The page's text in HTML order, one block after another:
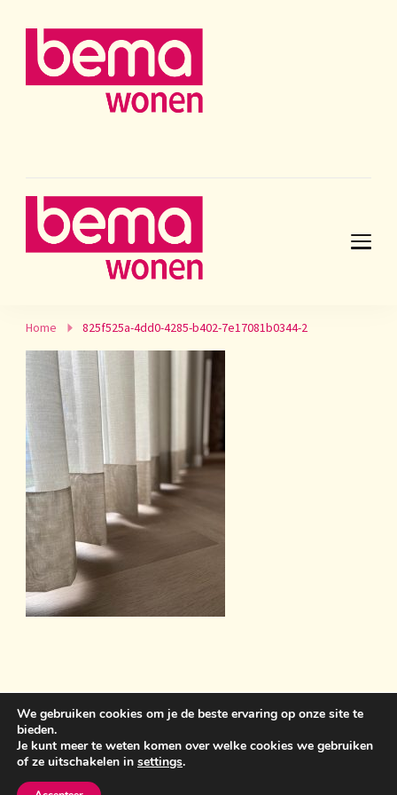
Home 825f525a-4dd0-4285-b402-7e17081b0344-2
Sint Anthonisweg 3 5831 AC Boxmeer 06 19859399
bemawonen@outlook.com
door
WP Delicious
We gebruiken cookies om je de beste ervaring op onze site te
bieden.
Je kunt meer te weten komen over welke cookies we gebruiken
of ze uitschakelen in settings.